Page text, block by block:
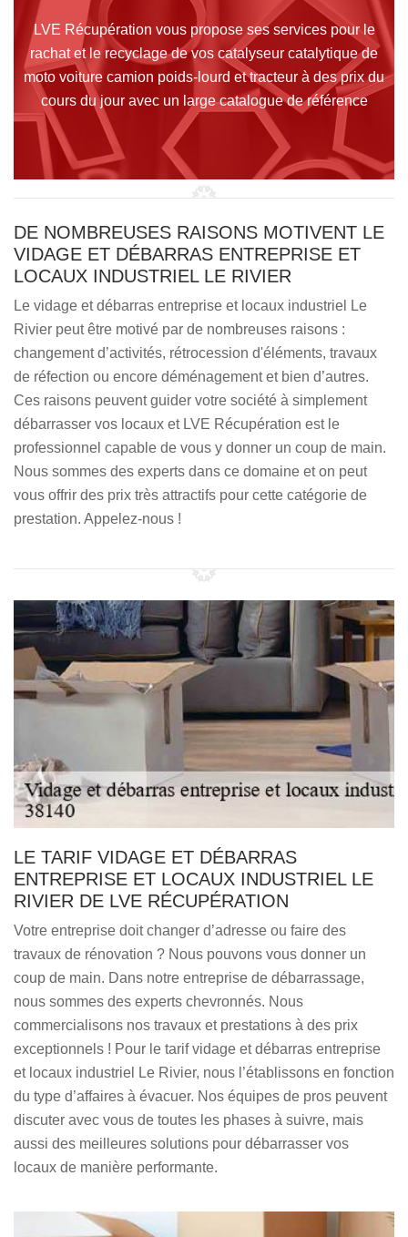
LVE Récupération vous propose ses services pour le
rachat et le recyclage de vos catalyseur catalytique de
moto voiture camion poids-lourd et tracteur à des prix du
cours du jour avec un large catalogue de référence
DE NOMBREUSES RAISONS MOTIVENT LE
VIDAGE ET DÉBARRAS ENTREPRISE ET
LOCAUX INDUSTRIEL LE RIVIER
Le vidage et débarras entreprise et locaux industriel Le
Rivier peut être motivé par de nombreuses raisons :
changement d’activités, rétrocession d'éléments, travaux
de réfection ou encore déménagement et bien d’autres.
Ces raisons peuvent guider votre société à simplement
débarrasser vos locaux et LVE Récupération est le
professionnel capable de vous y donner un coup de main.
Nous sommes des experts dans ce domaine et on peut
vous offrir des prix très attractifs pour cette catégorie de
prestation. Appelez-nous !
LE TARIF VIDAGE ET DÉBARRAS
ENTREPRISE ET LOCAUX INDUSTRIEL LE
RIVIER DE LVE RÉCUPÉRATION
Votre entreprise doit changer d’adresse ou faire des
travaux de rénovation ? Nous pouvons vous donner un
coup de main. Dans notre entreprise de débarrassage,
nous sommes des experts chevronnés. Nous
commercialisons nos travaux et prestations à des prix
exceptionnels ! Pour le tarif vidage et débarras entreprise
et locaux industriel Le Rivier, nous l’établissons en fonction
du type d’affaires à évacuer. Nos équipes de pros peuvent
discuter avec vous de toutes les phases à suivre, mais
aussi des meilleures solutions pour débarrasser vos
locaux de manière performante.